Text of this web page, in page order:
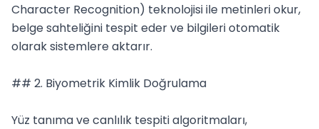
Character Recognition) teknolojisi ile metinleri okur,
belge sahteliğini tespit eder ve bilgileri otomatik
olarak sistemlere aktarır.
## 2. Biyometrik Kimlik Doğrulama
Yüz tanıma ve canlılık tespiti algoritmaları,